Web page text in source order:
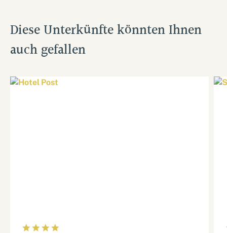
Diese Unterkünfte könnten Ihnen
auch gefallen
star star star star